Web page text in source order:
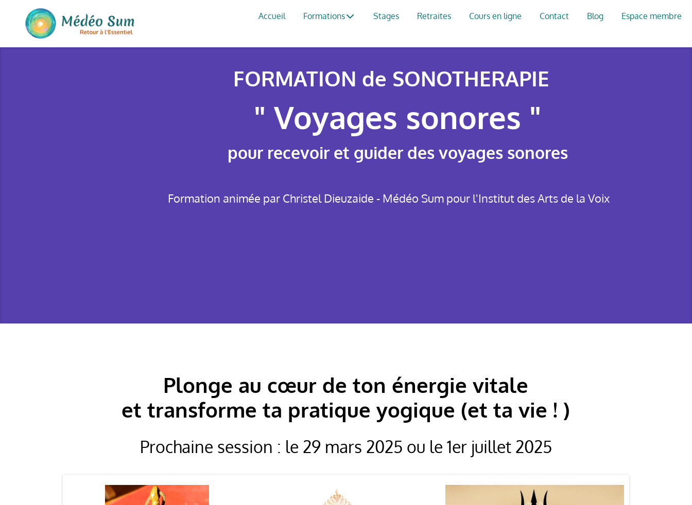
Accueil Formations Stages Retraites Cours en ligne Contact Blog Espace membre
FORMATION de SONOTHERAPIE
" Voyages sonores "
pour recevoir et guider des voyages sonores
Formation animée par Christel Dieuzaide - Médéo Sum pour l'Institut des Arts de la Voix
Plonge au cœur de ton énergie vitale
et transforme ta pratique yogique (et ta vie ! )
Prochaine session : le 29 mars 2025 ou le 1er juillet 2025